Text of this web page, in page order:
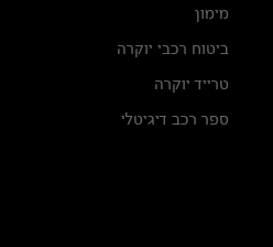
מימון
ביטוח רכבי יוקרה
טרייד יוקרה
ספר רכב דיגיטלי